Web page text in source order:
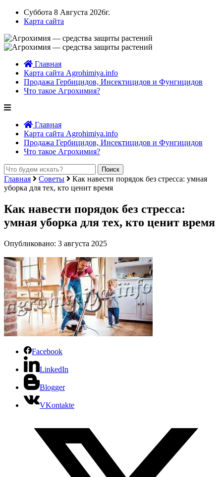
Суббота 8 Августа 2026г.
Карта сайта
Главная
Карта сайта Agrohimiya.info
Продажа Гербицидов, Инсектицидов и Фунгицидов
Что такое Агрохимия?
Главная
Карта сайта Agrohimiya.info
Продажа Гербицидов, Инсектицидов и Фунгицидов
Что такое Агрохимия?
Главная Советы
Как навести порядок без стресса: умная
уборка для тех, кто ценит время
Как навести порядок без стресса:
умная уборка для тех, кто ценит время
Опубликовано: 3 августа 2025
Facebook
LinkedIn
Blogger
VKontakte